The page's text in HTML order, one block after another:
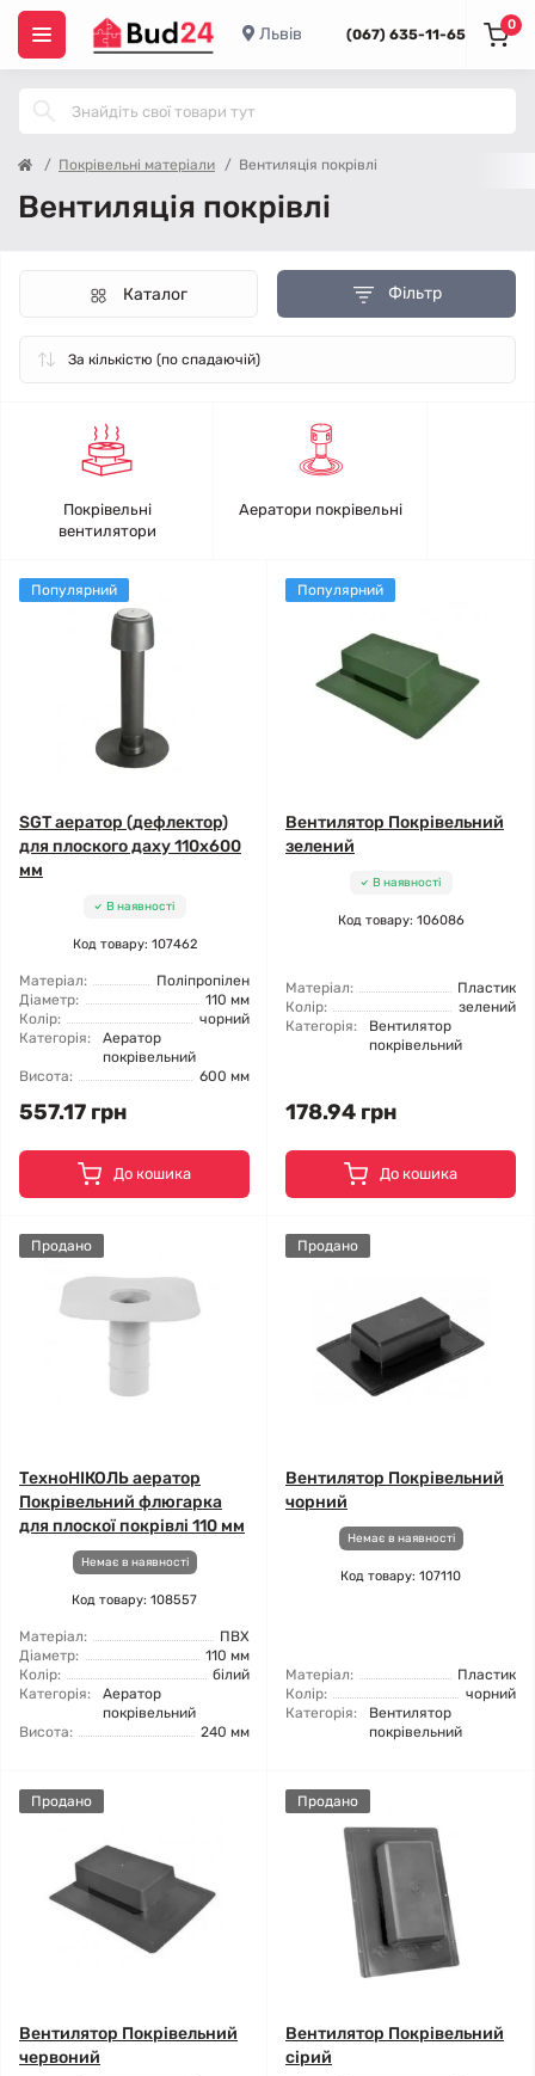
Львів (067) 635-11-65
0
Покрівельні матеріали Вентиляція покрівлі
Вентиляція покрівлі
Фільтр
Каталог
Покрівельні
вентилятори
Аератори покрівельні
Популярний
SGT аератор (дефлектор)
для плоского даху 110х600
мм
В наявності
Код товару: 107462
Матеріал:
Поліпропілен
Діаметр:
110 мм
Колір:
чорний
Категорія:
Аератор
покрівельний
Висота:
600 мм
557.17 грн
До кошика
Популярний
Вентилятор Покрівельний
зелений
В наявності
Код товару: 106086
Матеріал:
Пластик
Колір:
зелений
Категорія:
Вентилятор
покрівельний
178.94 грн
До кошика
Продано
ТехноНІКОЛЬ аератор
Покрівельний флюгарка
для плоскої покрівлі 110 мм
Немає в наявності
Код товару: 108557
Матеріал:
ПВХ
Діаметр:
110 мм
Колір:
білий
Категорія:
Аератор
покрівельний
Висота:
240 мм
Продано
Вентилятор Покрівельний
чорний
Немає в наявності
Код товару: 107110
Матеріал:
Пластик
Колір:
чорний
Категорія:
Вентилятор
покрівельний
Продано
Вентилятор Покрівельний
червоний
Продано
Вентилятор Покрівельний
сірий